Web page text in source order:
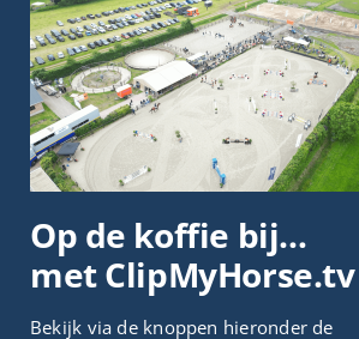
Geboortejaar
Stamboom
Paard bekijken
Op de koffie bij…
met ClipMyHorse.tv
Bekijk via de knoppen hieronder de